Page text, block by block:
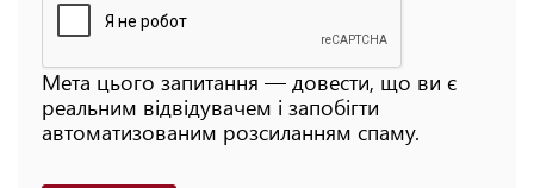
Мета цього запитання — довести, що ви є
реальним відвідувачем і запобігти
автоматизованим розсиланням спаму.